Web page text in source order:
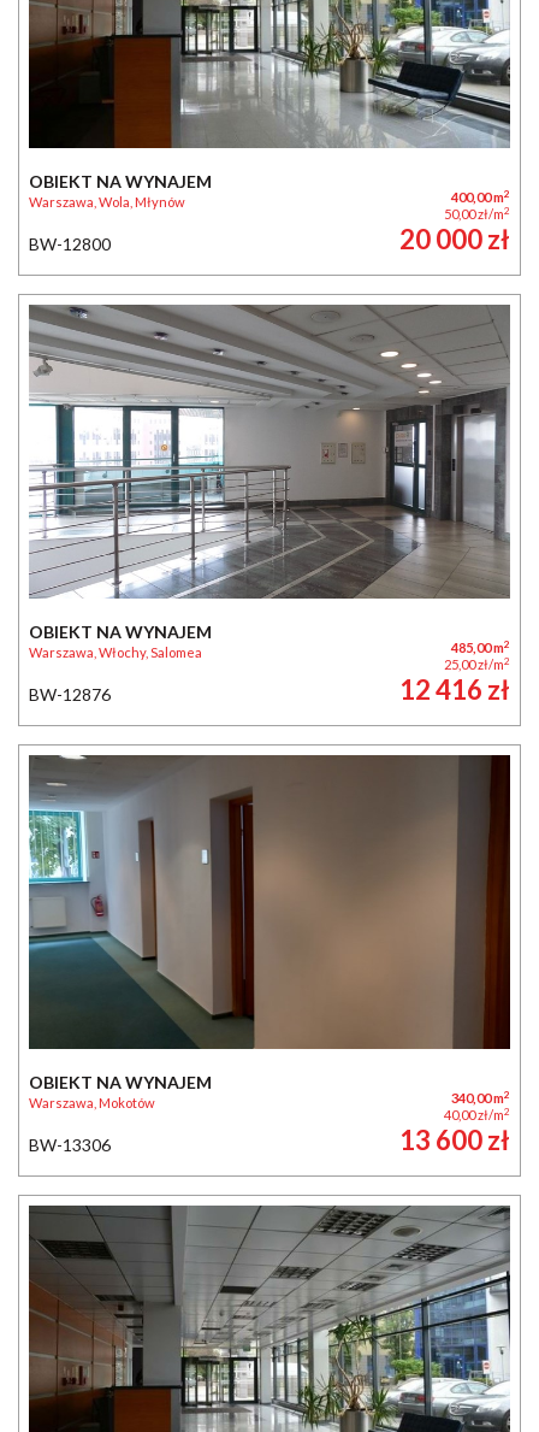
OBIEKT NA WYNAJEM
Warszawa, Wola, Młynów 400,00 m2
50,00 zł/m2
BW-12800 20 000 zł
OBIEKT NA WYNAJEM
Warszawa, Włochy, Salomea 485,00 m2
25,00 zł/m2
BW-12876 12 416 zł
OBIEKT NA WYNAJEM
Warszawa, Mokotów 340,00 m2
40,00 zł/m2
BW-13306 13 600 zł